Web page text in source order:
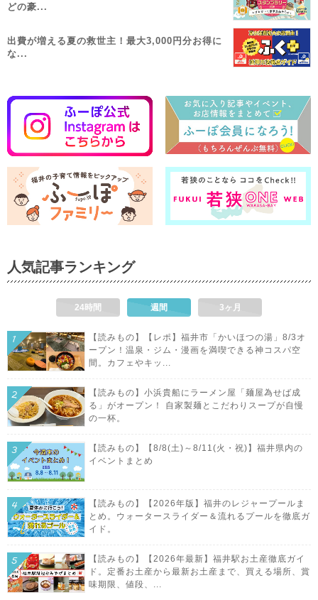
どの豪...
出費が増える夏の救世主！最大3,000円分お得に
な...
人気記事ランキング
24時間 週間 3ヶ月
【読みもの】【レポ】福井市「かいほつの湯」8/3オ
ープン！温泉・ジム・漫画を満喫できる神コスパ空
間。カフェやキッ...
【読みもの】小浜貴船にラーメン屋「麺屋為せば成
る」がオープン！ 自家製麺とこだわりスープが自慢
の一杯。
【読みもの】【8/8(土)～8/11(火・祝)】福井県内の
イベントまとめ
【読みもの】【2026年版】福井のレジャープールま
とめ。ウォータースライダー＆流れるプールを徹底ガ
イド。
【読みもの】【2026年最新】福井駅お土産徹底ガイ
ド。定番お土産から最新お土産まで、買える場所、賞
味期限、値段、...